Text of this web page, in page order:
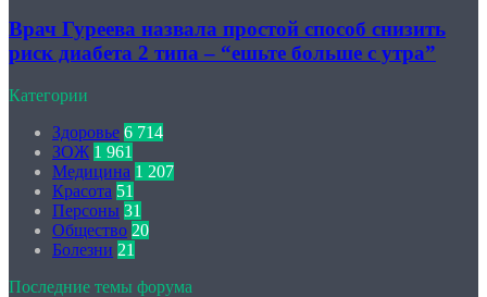
Врач Гуреева назвала простой способ снизить
риск диабета 2 типа – “ешьте больше с утра”
Категории
Здоровье 6 714
ЗОЖ 1 961
Медицина 1 207
Красота 51
Персоны 31
Общество 20
Болезни 21
Последние темы форума